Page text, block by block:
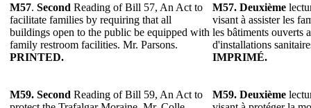
M57. Second Reading of Bill 57, An Act to
facilitate families by requiring that all
buildings open to the public be equipped with
family restroom facilities. Mr. Parsons.
PRINTED.
M57. Deuxième
visant à assister les
les bâtiments ouverts
d'installations
IMPRIMÉ.
M59. Second Reading of Bill 59, An Act to
M59. Deuxième